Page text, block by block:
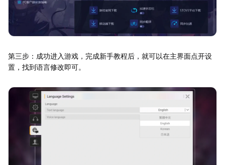
第三步：成功进入游戏，完成新手教程后，就可以在主界面点开设
置，找到语言修改即可。